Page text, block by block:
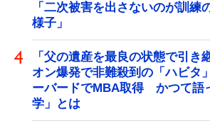
「二次被害を出さないのが訓練
様子」
「父の遺産を最良の状態で引
オン爆発で非難殺到の「ハビタ
ーバードでMBA取得 かつて語
学」とは